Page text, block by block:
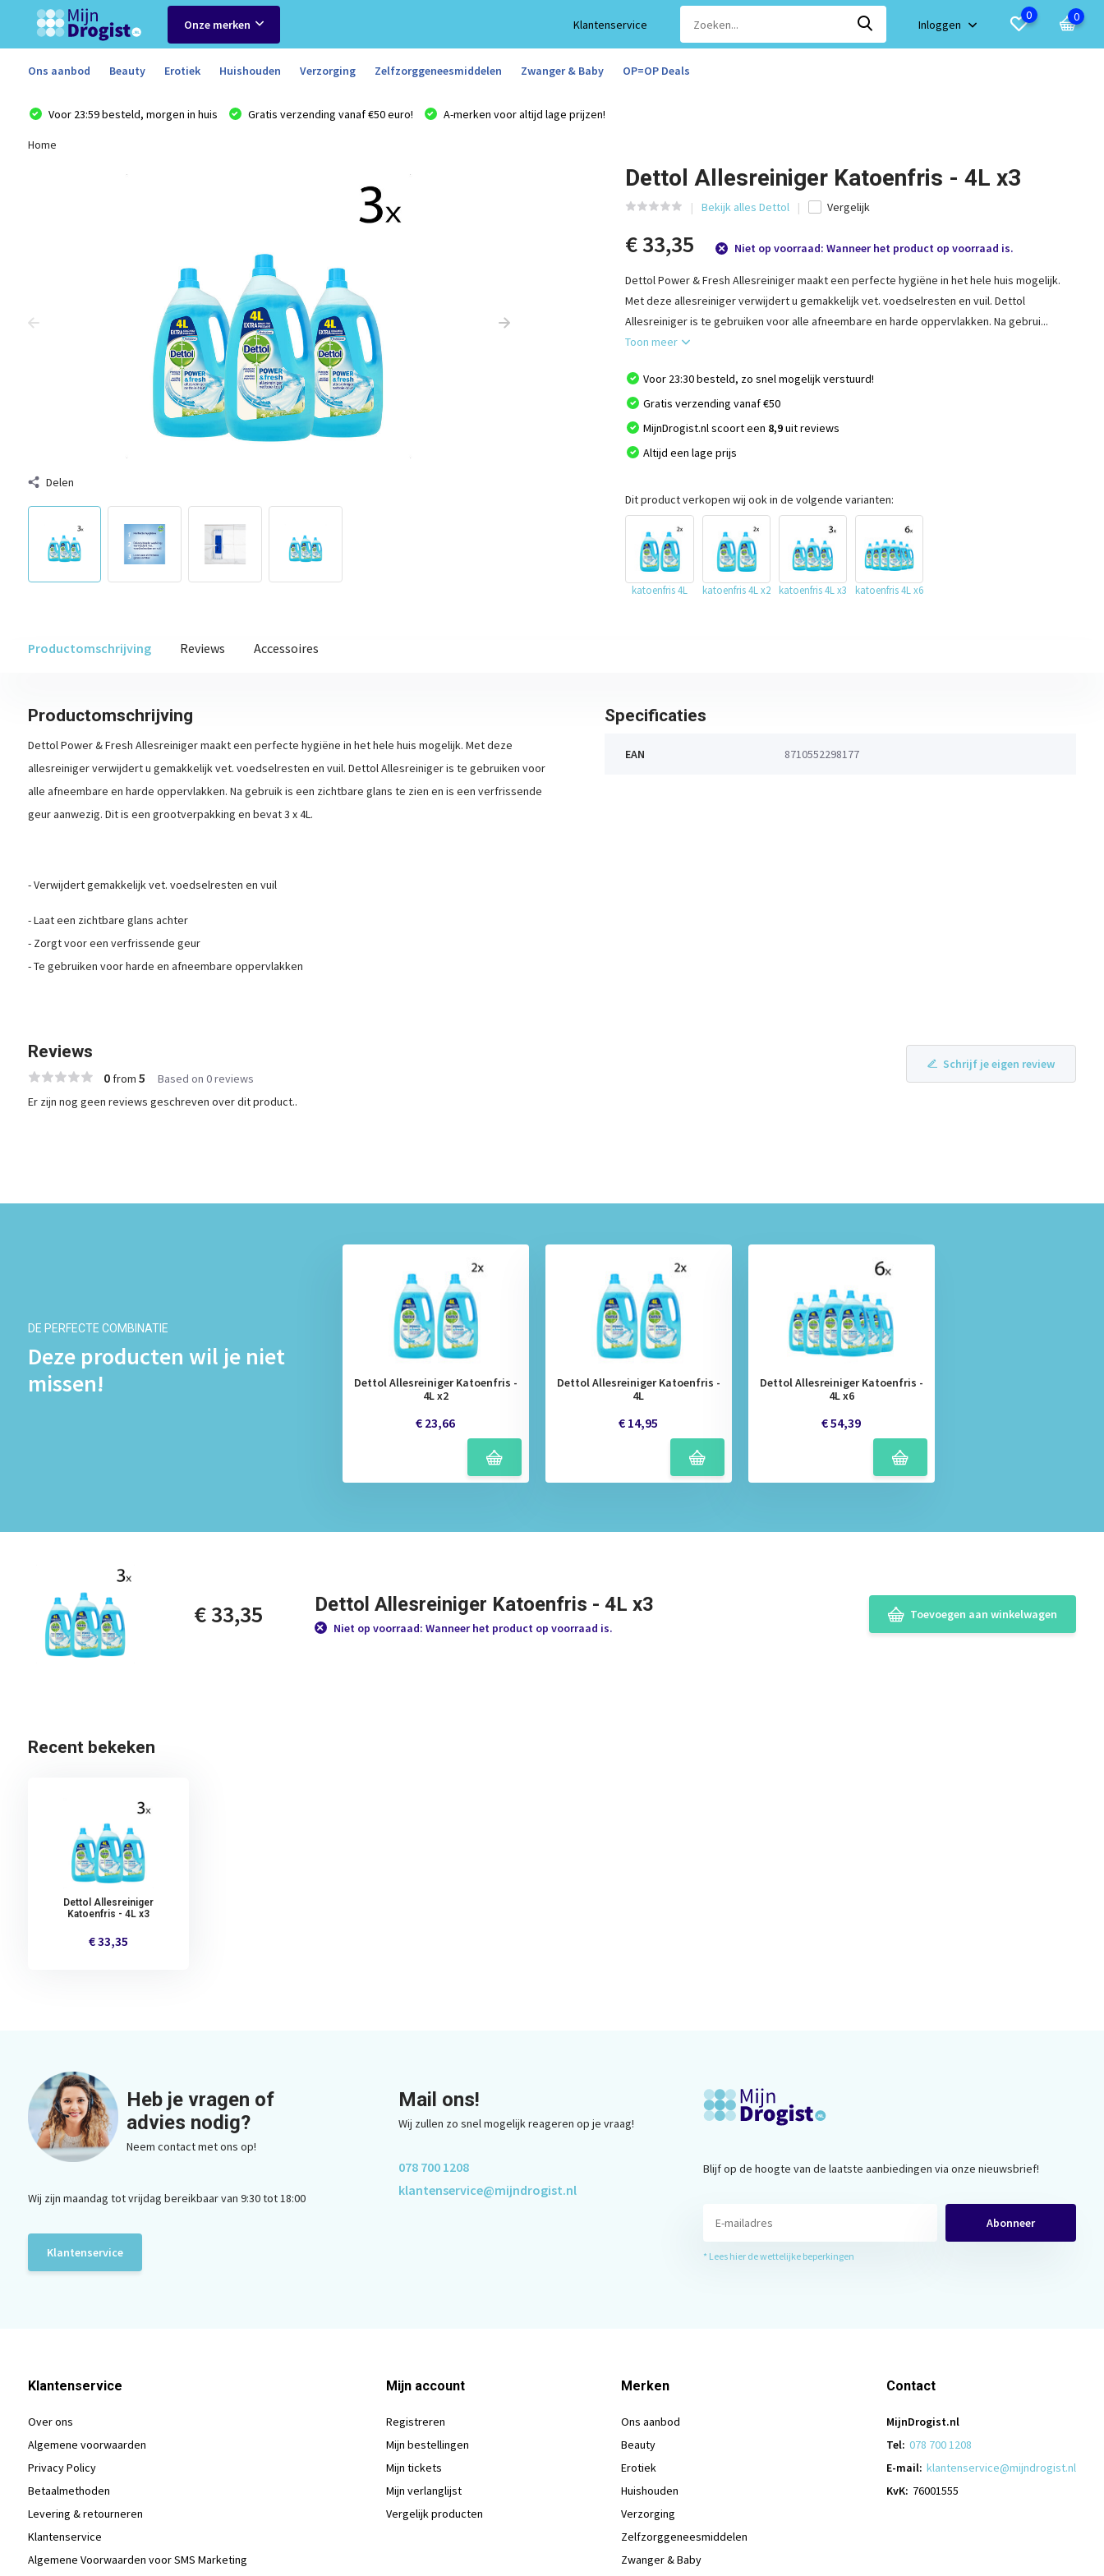
Onze merken Klantenservice Inloggen
0 0
Ons aanbod Beauty Erotiek Huishouden Verzorging Zelfzorggeneesmiddelen Zwanger & Baby OP=OP Deals
Voor 23:59 besteld, morgen in huis Gratis verzending vanaf €50 euro! A-merken voor altijd lage prijzen!
Home
Delen
Dettol Allesreiniger Katoenfris - 4L x3
Bekijk alles Dettol Vergelijk
€ 33,35 Niet op voorraad: Wanneer het product op voorraad is.
Dettol Power & Fresh Allesreiniger maakt een perfecte hygiëne in het hele huis mogelijk.
Met deze allesreiniger verwijdert u gemakkelijk vet. voedselresten en vuil. Dettol
Allesreiniger is te gebruiken voor alle afneembare en harde oppervlakken. Na gebrui...
Toon meer
Voor 23:30 besteld, zo snel mogelijk verstuurd!
Gratis verzending vanaf €50
MijnDrogist.nl scoort een 8,9uit reviews
Altijd een lage prijs
Dit product verkopen wij ook in de volgende varianten:
katoenfris 4L katoenfris 4L x2 katoenfris 4L x3 katoenfris 4L x6
Productomschrijving Reviews Accessoires
Productomschrijving
Dettol Power & Fresh Allesreiniger maakt een perfecte hygiëne in het hele huis mogelijk. Met deze
allesreiniger verwijdert u gemakkelijk vet. voedselresten en vuil. Dettol Allesreiniger is te gebruiken voor
alle afneembare en harde oppervlakken. Na gebruik is een zichtbare glans te zien en is een verfrissende
geur aanwezig. Dit is een grootverpakking en bevat 3 x 4L.
- Verwijdert gemakkelijk vet. voedselresten en vuil
- Laat een zichtbare glans achter
- Zorgt voor een verfrissende geur
- Te gebruiken voor harde en afneembare oppervlakken
Specificaties
EAN 8710552298177
Reviews
0from 5 Based on 0 reviews
Schrijf je eigen review
Er zijn nog geen reviews geschreven over dit product..
DE PERFECTE COMBINATIE
Deze producten wil je niet
missen!
Dettol Allesreiniger Katoenfris -
4L x2
€ 23,66
Dettol Allesreiniger Katoenfris -
4L
€ 14,95
Dettol Allesreiniger Katoenfris -
4L x6
€ 54,39
€ 33,35 Dettol Allesreiniger Katoenfris - 4L x3
Niet op voorraad: Wanneer het product op voorraad is.
Toevoegen aan winkelwagen
Recent bekeken
Dettol Allesreiniger
Katoenfris - 4L x3
€ 33,35
Heb je vragen of
advies nodig?
Neem contact met ons op!
Wij zijn maandag tot vrijdag bereikbaar van 9:30 tot 18:00
Klantenservice
Mail ons!
Wij zullen zo snel mogelijk reageren op je vraag!
078 700 1208
klantenservice@mijndrogist.nl
Blijf op de hoogte van de laatste aanbiedingen via onze nieuwsbrief!
Abonneer
* Lees hier de wettelijke beperkingen
Klantenservice
Over ons
Algemene voorwaarden
Privacy Policy
Betaalmethoden
Levering & retourneren
Klantenservice
Algemene Voorwaarden voor SMS Marketing
Mijn account
Registreren
Mijn bestellingen
Mijn tickets
Mijn verlanglijst
Vergelijk producten
Merken
Ons aanbod
Beauty
Erotiek
Huishouden
Verzorging
Zelfzorggeneesmiddelen
Zwanger & Baby
Contact
MijnDrogist.nl
Tel: 078 700 1208
E-mail: klantenservice@mijndrogist.nl
KvK: 76001555